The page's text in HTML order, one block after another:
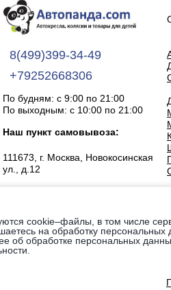
8(499)399-34-49
+79252668306
По будням: с 9:00 по 21:00
По выходным: с 10:00 по 21:00
Наш пункт самовывоза:
111673, г. Москва, Новокосинская
ул., д.12
Вся информация на сайте
cookie–файлы, в том числе
на обработку
об обработке персональных